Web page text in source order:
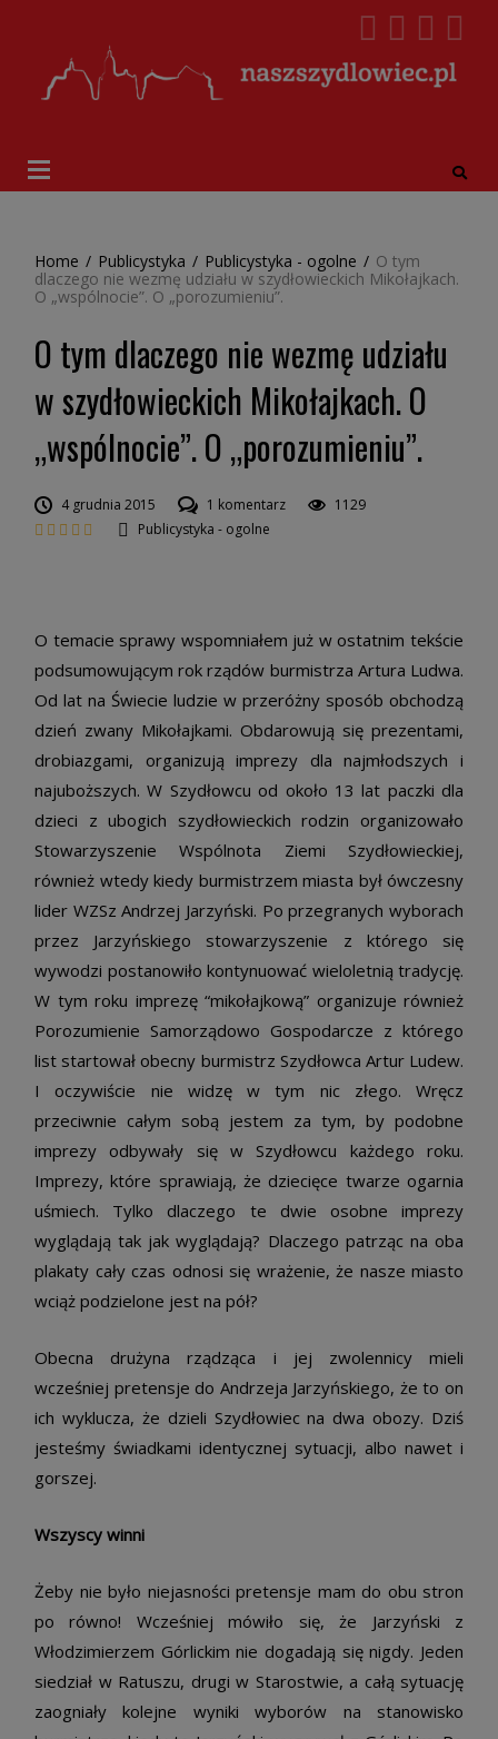
Home / Publicystyka / Publicystyka - ogolne / O tym
dlaczego nie wezmę udziału w szydłowieckich Mikołajkach.
O „wspólnocie”. O „porozumieniu”.
O tym dlaczego nie wezmę udziału
w szydłowieckich Mikołajkach. O
„wspólnocie”. O „porozumieniu”.
4 grudnia 2015 1 komentarz
1129
Publicystyka - ogolne
O temacie sprawy wspomniałem już w ostatnim tekście
podsumowującym rok rządów burmistrza Artura Ludwa.
Od lat na Świecie ludzie w przeróżny sposób obchodzą
dzień zwany Mikołajkami. Obdarowują się prezentami,
drobiazgami, organizują imprezy dla najmłodszych i
najuboższych. W Szydłowcu od około 13 lat paczki dla
dzieci z ubogich szydłowieckich rodzin organizowało
Stowarzyszenie Wspólnota Ziemi Szydłowieckiej,
również wtedy kiedy burmistrzem miasta był ówczesny
lider WZSz Andrzej Jarzyński. Po przegranych wyborach
przez Jarzyńskiego stowarzyszenie z którego się
wywodzi postanowiło kontynuować wieloletnią tradycję.
W tym roku imprezę “mikołajkową” organizuje również
Porozumienie Samorządowo Gospodarcze z którego
list startował obecny burmistrz Szydłowca Artur Ludew.
I oczywiście nie widzę w tym nic złego. Wręcz
przeciwnie całym sobą jestem za tym, by podobne
imprezy odbywały się w Szydłowcu każdego roku.
Imprezy, które sprawiają, że dziecięce twarze ogarnia
uśmiech. Tylko dlaczego te dwie osobne imprezy
wyglądają tak jak wyglądają? Dlaczego patrząc na oba
plakaty cały czas odnosi się wrażenie, że nasze miasto
wciąż podzielone jest na pół?
Obecna drużyna rządząca i jej zwolennicy mieli
wcześniej pretensje do Andrzeja Jarzyńskiego, że to on
ich wyklucza, że dzieli Szydłowiec na dwa obozy. Dziś
jesteśmy świadkami identycznej sytuacji, albo nawet i
gorszej.
Wszyscy winni
Żeby nie było niejasności pretensje mam do obu stron
po równo! Wcześniej mówiło się, że Jarzyński z
Włodzimierzem Górlickim nie dogadają się nigdy. Jeden
siedział w Ratuszu, drugi w Starostwie, a całą sytuację
zaogniały kolejne wyniki wyborów na stanowisko